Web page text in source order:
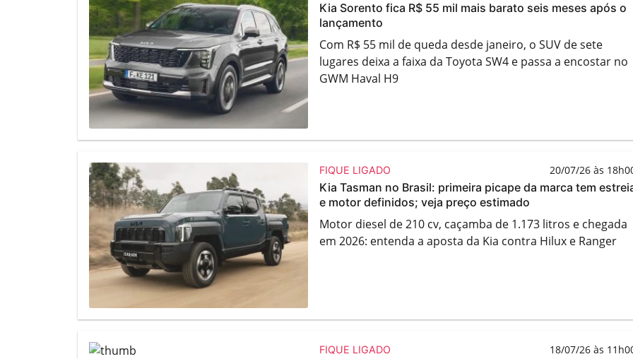
Kia Sorento fica R$ 55 mil mais barato seis meses após o
lançamento
Com R$ 55 mil de queda desde janeiro, o SUV de sete
lugares deixa a faixa da Toyota SW4 e passa a encostar no
GWM Haval H9
FIQUE LIGADO 20/07/26 às
Kia Tasman no Brasil: primeira picape da marca tem
e motor definidos; veja preço estimado
Motor diesel de 210 cv, caçamba de 1.173 litros e chegada
em 2026: entenda a aposta da Kia contra Hilux e Ranger
FIQUE LIGADO 18/07/26 às